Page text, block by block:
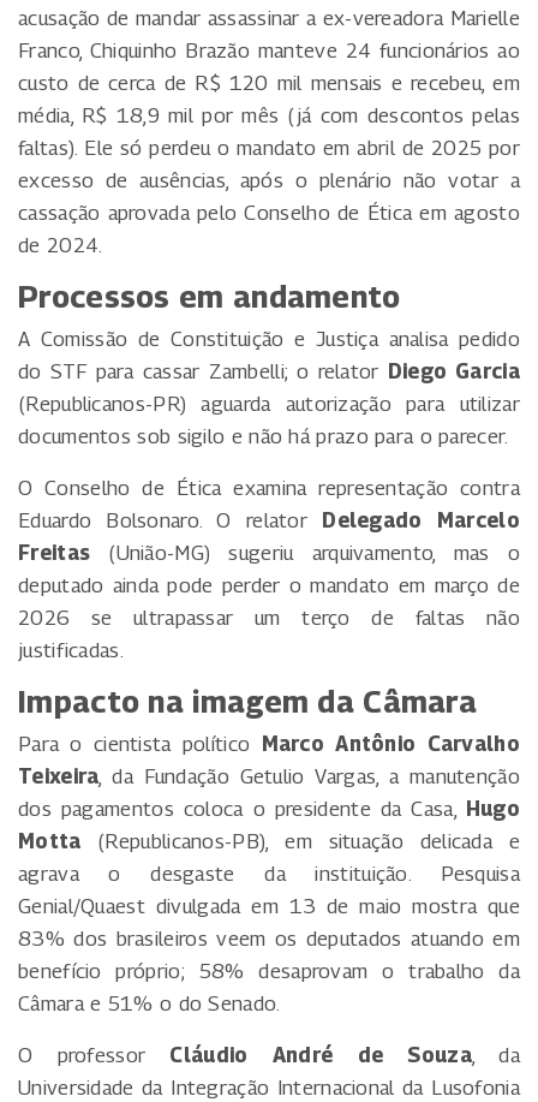
acusação de mandar assassinar a ex-vereadora Marielle
Franco, Chiquinho Brazão manteve 24 funcionários ao
custo de cerca de R$ 120 mil mensais e recebeu, em
média, R$ 18,9 mil por mês (já com descontos pelas
faltas). Ele só perdeu o mandato em abril de 2025 por
excesso de ausências, após o plenário não votar a
cassação aprovada pelo Conselho de Ética em agosto
de 2024.
Processos em andamento
A Comissão de Constituição e Justiça analisa pedido
do STF para cassar Zambelli; o relator Diego Garcia
(Republicanos-PR) aguarda autorização para utilizar
documentos sob sigilo e não há prazo para o parecer.
O Conselho de Ética examina representação contra
Eduardo Bolsonaro. O relator
Delegado Marcelo
Freitas (União-MG) sugeriu arquivamento, mas o
deputado ainda pode perder o mandato em março de
2026 se ultrapassar um terço de faltas não
justificadas.
Impacto na imagem da Câmara
Para o cientista político
Marco Antônio Carvalho
Teixeira, da Fundação Getulio Vargas, a manutenção
dos pagamentos coloca o presidente da Casa, Hugo
Motta (Republicanos-PB), em situação delicada e
agrava o desgaste da instituição. Pesquisa
Genial/Quaest divulgada em 13 de maio mostra que
83% dos brasileiros veem os deputados atuando em
benefício próprio; 58% desaprovam o trabalho da
Câmara e 51% o do Senado.
O professor Cláudio André de Souza, da
Universidade da Integração Internacional da Lusofonia